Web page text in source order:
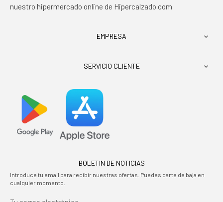
nuestro hipermercado online de Hipercalzado.com
EMPRESA 
SERVICIO CLIENTE 
BOLETIN DE NOTICIAS
Introduce tu email para recibir nuestras ofertas. Puedes darte de baja en
cualquier momento.